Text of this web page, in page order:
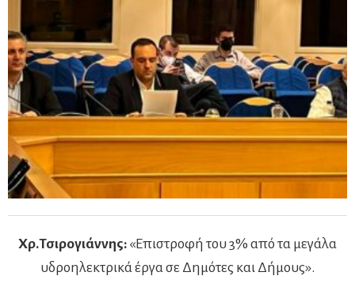
Χρ.Τσιρογιάννης: «Επιστροφή του 3% από τα μεγάλα
υδροηλεκτρικά έργα σε Δημότες και Δήμους».